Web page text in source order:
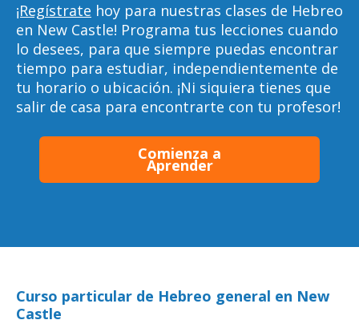
¡Regístrate hoy para nuestras clases de Hebreo
en New Castle! Programa tus lecciones cuando
lo desees, para que siempre puedas encontrar
tiempo para estudiar, independientemente de
tu horario o ubicación. ¡Ni siquiera tienes que
salir de casa para encontrarte con tu profesor!
Comienza a
Aprender
Curso particular de Hebreo general en New
Castle